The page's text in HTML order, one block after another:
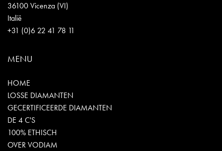
36100 Vicenza (VI)
Italië
+31 (0)6 22 41 78 11
MENU
HOME
LOSSE DIAMANTEN
GECERTIFICEERDE DIAMANTEN
DE 4 C'S
100% ETHISCH
OVER VODIAM